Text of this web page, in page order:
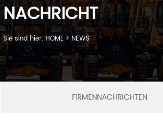
NACHRICHT
Sie sind hier:HOME >NEWS
FIRMENNACHRICHTEN